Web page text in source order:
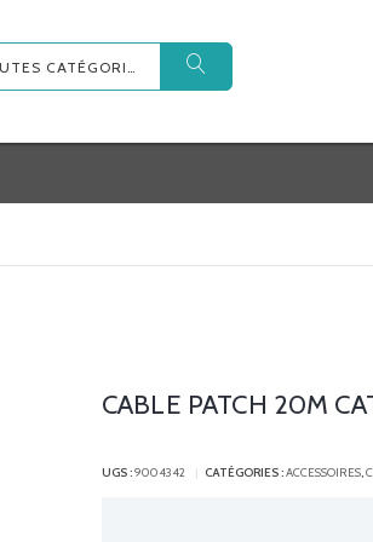
TOUTES CATÉGORIES
CABLE PATCH 20M
UGS :9004342 CATÉGORIES :ACCESSOIRES,